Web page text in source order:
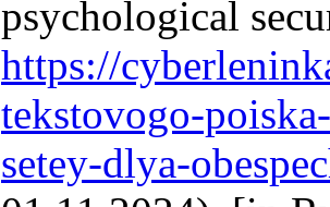
psychological
https://
tekstovogo-
setey-dlya-